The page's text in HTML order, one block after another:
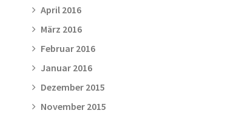
April 2016
März 2016
Februar 2016
Januar 2016
Dezember 2015
November 2015